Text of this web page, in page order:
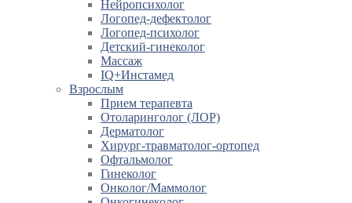
Нейропсихолог
Логопед-дефектолог
Логопед-психолог
Детский-гинеколог
Массаж
IQ+Инстамед
Взрослым
Прием терапевта
Отоларинголог (ЛОР)
Дерматолог
Хирург-травматолог-ортопед
Офтальмолог
Гинеколог
Онколог/Маммолог